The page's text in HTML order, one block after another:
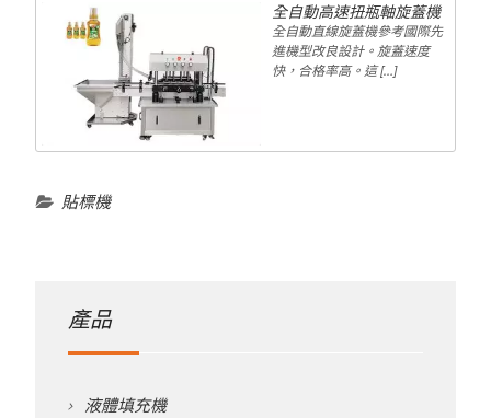
全自動高速扭瓶軸旋蓋機
全自動直線旋蓋機參考國際先
進機型改良設計。旋蓋速度
快，合格率高。這 […]
貼標機
產品
液體填充機